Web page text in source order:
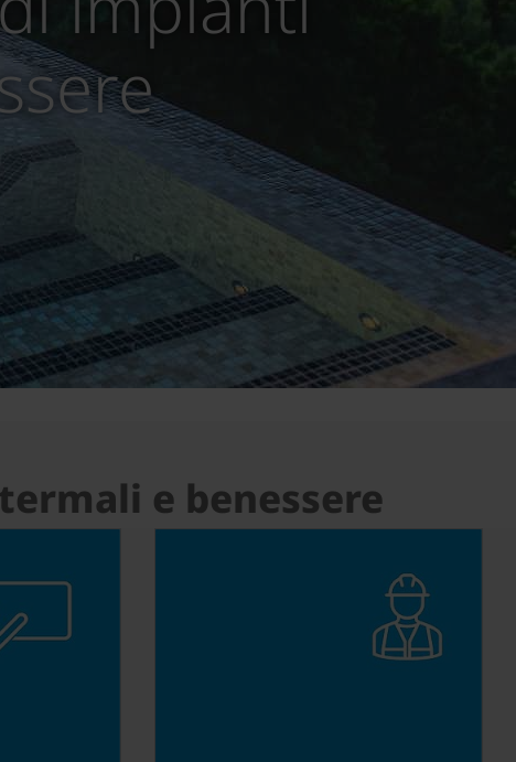
e benessere